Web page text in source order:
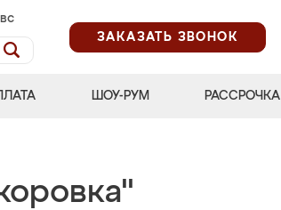
ЗАКАЗАТЬ ЗВОНОК
ШОУ-РУМ РАССРОЧКА